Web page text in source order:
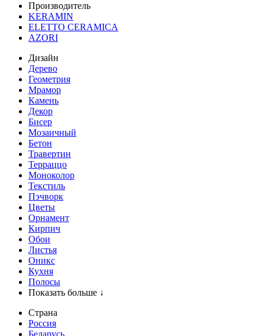
Производитель
KERAMIN
ELETTO CERAMICA
AZORI
Дизайн
Дерево
Геометрия
Мрамор
Камень
Декор
Бисер
Мозаичный
Бетон
Травертин
Терраццо
Моноколор
Текстиль
Пэчворк
Цветы
Орнамент
Кирпич
Обои
Листья
Оникс
Кухня
Полосы
Показать больше ↓
Страна
Россия
Беларусь